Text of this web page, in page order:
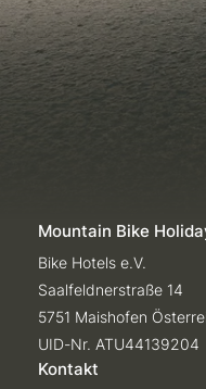
Mountain Bike
Bike Hotels e.V.
Saalfeldnerstraße 14
5751 Maishofen
UID-Nr. ATU44139204
Kontakt